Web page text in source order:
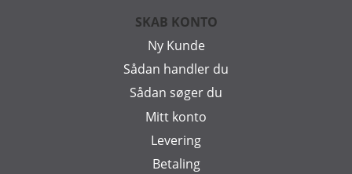
SKAB KONTO
Ny Kunde
Sådan handler du
Sådan søger du
Mitt konto
Levering
Betaling